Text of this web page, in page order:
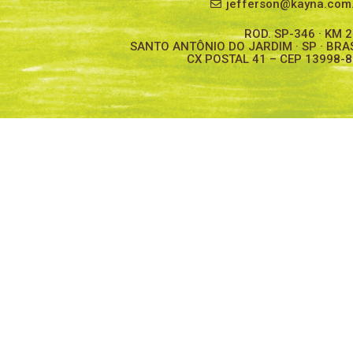
ROD. SP-346 · KM
SANTO ANTÔNIO DO JARDIM · SP ·
CX POSTAL 41 – CEP 13998-